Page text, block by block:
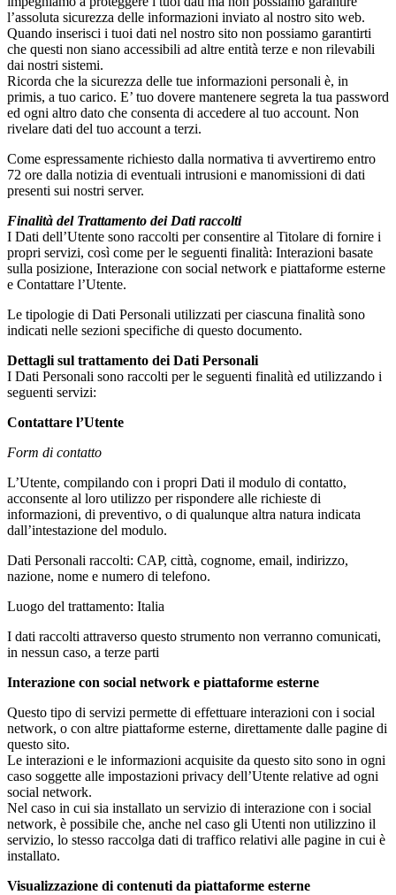
l’assoluta sicurezza delle informazioni inviato al nostro sito web.
Quando inserisci i tuoi dati nel nostro sito non possiamo garantirti
che questi non siano accessibili ad altre entità terze e non rilevabili
dai nostri sistemi.
Ricorda che la sicurezza delle tue informazioni personali è, in
primis, a tuo carico. E’ tuo dovere mantenere segreta la tua password
ed ogni altro dato che consenta di accedere al tuo account. Non
rivelare dati del tuo account a terzi.
Come espressamente richiesto dalla normativa ti avvertiremo entro
72 ore dalla notizia di eventuali intrusioni e manomissioni di dati
presenti sui nostri server.
Finalità del Trattamento dei Dati raccolti
I Dati dell’Utente sono raccolti per consentire al Titolare di fornire i
propri servizi, così come per le seguenti finalità: Interazioni basate
sulla posizione, Interazione con social network e piattaforme esterne
e Contattare l’Utente.
Le tipologie di Dati Personali utilizzati per ciascuna finalità sono
indicati nelle sezioni specifiche di questo documento.
Dettagli sul trattamento dei Dati Personali
I Dati Personali sono raccolti per le seguenti finalità ed utilizzando i
seguenti servizi:
Contattare l’Utente
Form di contatto
L’Utente, compilando con i propri Dati il modulo di contatto,
acconsente al loro utilizzo per rispondere alle richieste di
informazioni, di preventivo, o di qualunque altra natura indicata
dall’intestazione del modulo.
Dati Personali raccolti: CAP, città, cognome, email, indirizzo,
nazione, nome e numero di telefono.
Luogo del trattamento: Italia
I dati raccolti attraverso questo strumento non verranno comunicati,
in nessun caso, a terze parti
Interazione con social network e piattaforme esterne
Questo tipo di servizi permette di effettuare interazioni con i social
network, o con altre piattaforme esterne, direttamente dalle pagine di
questo sito.
Le interazioni e le informazioni acquisite da questo sito sono in ogni
caso soggette alle impostazioni privacy dell’Utente relative ad ogni
social network.
Nel caso in cui sia installato un servizio di interazione con i social
network, è possibile che, anche nel caso gli Utenti non utilizzino il
servizio, lo stesso raccolga dati di traffico relativi alle pagine in cui è
installato.
Visualizzazione di contenuti da piattaforme esterne